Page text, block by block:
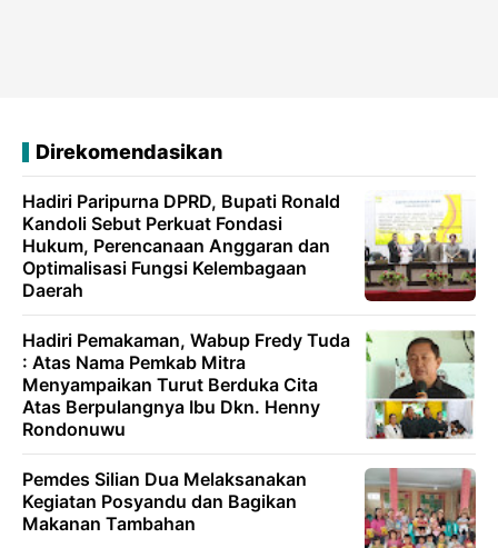
Direkomendasikan
Hadiri Paripurna DPRD, Bupati Ronald
Kandoli Sebut Perkuat Fondasi
Hukum, Perencanaan Anggaran dan
Optimalisasi Fungsi Kelembagaan
Daerah
Hadiri Pemakaman, Wabup Fredy Tuda
: Atas Nama Pemkab Mitra
Menyampaikan Turut Berduka Cita
Atas Berpulangnya Ibu Dkn. Henny
Rondonuwu
Pemdes Silian Dua Melaksanakan
Kegiatan Posyandu dan Bagikan
Makanan Tambahan